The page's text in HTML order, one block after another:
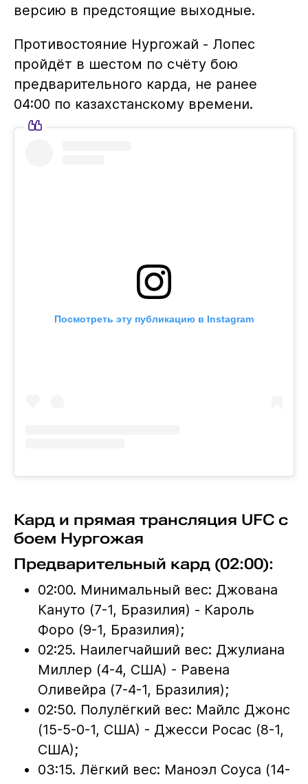
версию в предстоящие выходные.
Противостояние Нургожай - Лопес
пройдёт в шестом по счёту бою
предварительного карда, не ранее
04:00 по казахстанскому времени.
Посмотреть эту публикацию в Instagram
Кард и прямая трансляция UFC с
боем Нургожая
Предварительный кард (02:00):
02:00. Минимальный вес: Джована
Кануто (7-1, Бразилия) - Кароль
Форо (9-1, Бразилия);
02:25. Наилегчайший вес: Джулиана
Миллер (4-4, США) - Равена
Оливейра (7-4-1, Бразилия);
02:50. Полулёгкий вес: Майлс Джонс
(15-5-0-1, США) - Джесси Росас (8-1,
США);
03:15. Лёгкий вес: Маноэл Соуса (14-